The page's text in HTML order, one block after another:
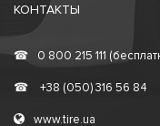
КОНТАКТЫ
☎ 0 800 215 111
☎ +38 (050) 316 56 84
www.tire.ua